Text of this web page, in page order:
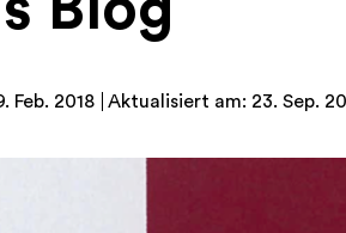
Feb. 2018 Aktualisiert am: 23. Sep.